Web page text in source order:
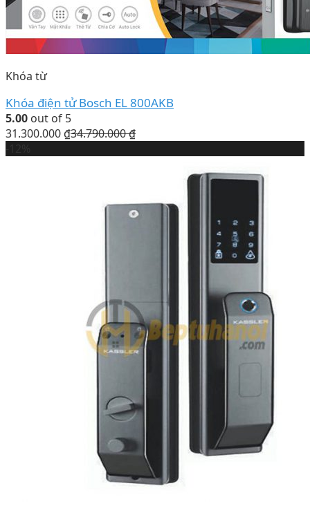
Khóa từ
Khóa điện tử Bosch EL 800AKB
5.00 out of 5
31.300.000 ₫34.790.000₫